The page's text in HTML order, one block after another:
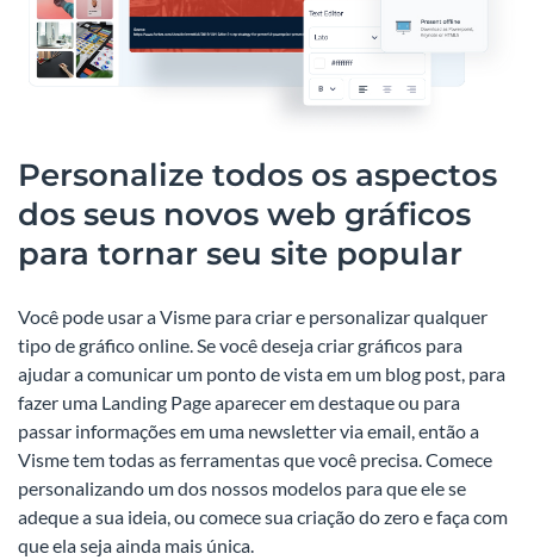
Personalize todos os aspectos
dos seus novos web gráficos
para tornar seu site popular
Você pode usar a Visme para criar e personalizar qualquer
tipo de gráfico online. Se você deseja criar gráficos para
ajudar a comunicar um ponto de vista em um blog post, para
fazer uma Landing Page aparecer em destaque ou para
passar informações em uma newsletter via email, então a
Visme tem todas as ferramentas que você precisa. Comece
personalizando um dos nossos modelos para que ele se
adeque a sua ideia, ou comece sua criação do zero e faça com
que ela seja ainda mais única.